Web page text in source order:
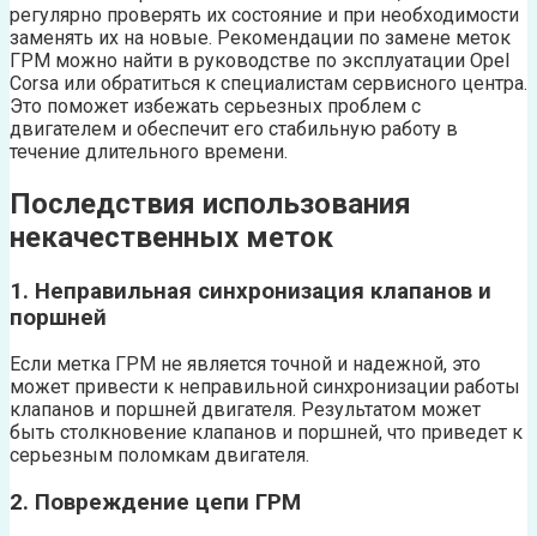
регулярно проверять их состояние и при необходимости
заменять их на новые. Рекомендации по замене меток
ГРМ можно найти в руководстве по эксплуатации Opel
Corsa или обратиться к специалистам сервисного центра.
Это поможет избежать серьезных проблем с
двигателем и обеспечит его стабильную работу в
течение длительного времени.
Последствия использования
некачественных меток
1. Неправильная синхронизация клапанов и
поршней
Если метка ГРМ не является точной и надежной, это
может привести к неправильной синхронизации работы
клапанов и поршней двигателя. Результатом может
быть столкновение клапанов и поршней, что приведет к
серьезным поломкам двигателя.
2. Повреждение цепи ГРМ